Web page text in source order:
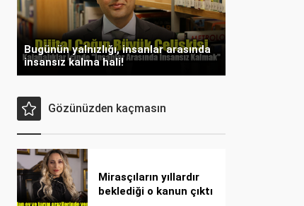
Bugünün yalnızlığı, insanlar arasında
insansız kalma hali!
Gözünüzden kaçmasın
Mirasçıların yıllardır
beklediği o kanun çıktı